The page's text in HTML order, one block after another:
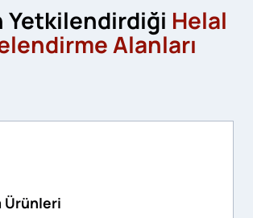
Yetkilendirdiği Helal
Alanları
Ürünleri